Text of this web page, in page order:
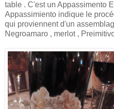
table . C'est un Appassimento
Appassimiento indique le
qui proviennent d'un
Negroamaro , merlot ,